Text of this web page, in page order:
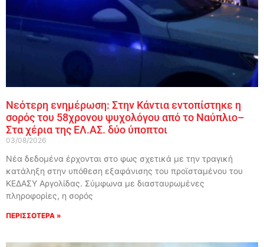
Νεότερη ενημέρωση: Στην Κάντια εντοπίστηκε η
σορός του 58χρονου ψυχολόγου από το Ναύπλιο–
Στα χέρια της ΕΛ.ΑΣ. δύο ύποπτοι
03/08/2026
Νέα δεδομένα έρχονται στο φως σχετικά με την τραγική
κατάληξη στην υπόθεση εξαφάνισης του προϊσταμένου του
ΚΕΔΑΣΥ Αργολίδας. Σύμφωνα με διασταυρωμένες
πληροφορίες, η σορός
ΠΕΡΙΣΣΟΤΕΡΑ »